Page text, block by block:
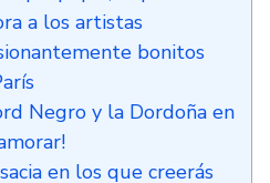
a los artistas
bonitos
Negro y la Dordoña en
en los que creerás